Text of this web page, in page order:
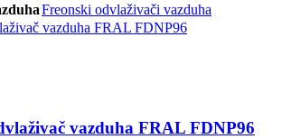
Freonski odvlaživači vazduha
vazduha FRAL FDNP96